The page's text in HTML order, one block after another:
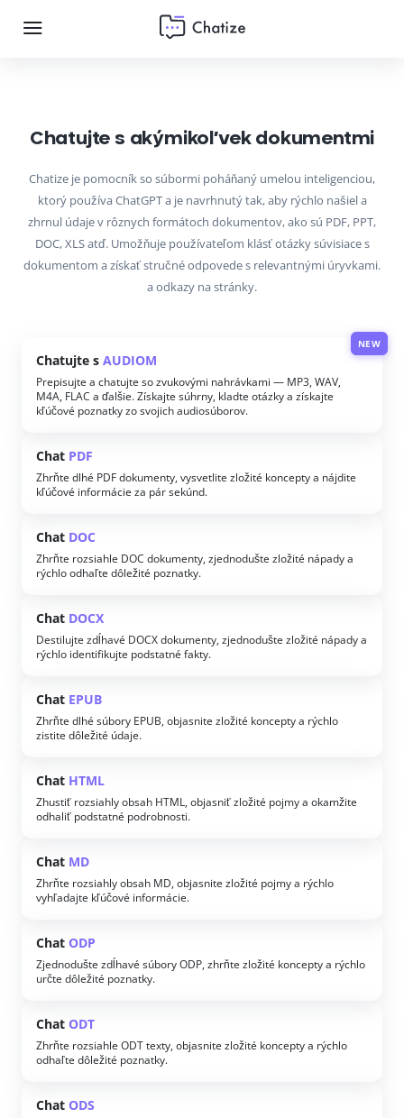
Chatujte s akýmikoľvek dokumentmi
Chatize je pomocník so súbormi poháňaný umelou inteligenciou,
ktorý používa ChatGPT a je navrhnutý tak, aby rýchlo našiel a
zhrnul údaje v rôznych formátoch dokumentov, ako sú PDF, PPT,
DOC, XLS atď. Umožňuje používateľom klásť otázky súvisiace s
dokumentom a získať stručné odpovede s relevantnými úryvkami.
a odkazy na stránky.
NEW
Chatujte s AUDIOM
Prepisujte a chatujte so zvukovými nahrávkami — MP3, WAV,
M4A, FLAC a ďalšie. Získajte súhrny, kladte otázky a získajte
kľúčové poznatky zo svojich audiosúborov.
Chat PDF
Zhrňte dlhé PDF dokumenty, vysvetlite zložité koncepty a nájdite
kľúčové informácie za pár sekúnd.
Chat DOC
Zhrňte rozsiahle DOC dokumenty, zjednodušte zložité nápady a
rýchlo odhaľte dôležité poznatky.
Chat DOCX
Destilujte zdĺhavé DOCX dokumenty, zjednodušte zložité nápady a
rýchlo identifikujte podstatné fakty.
Chat EPUB
Zhrňte dlhé súbory EPUB, objasnite zložité koncepty a rýchlo
zistite dôležité údaje.
Chat HTML
Zhustiť rozsiahly obsah HTML, objasniť zložité pojmy a okamžite
odhaliť podstatné podrobnosti.
Chat MD
Zhrňte rozsiahly obsah MD, objasnite zložité pojmy a rýchlo
vyhľadajte kľúčové informácie.
Chat ODP
Zjednodušte zdĺhavé súbory ODP, zhrňte zložité koncepty a rýchlo
určte dôležité poznatky.
Chat ODT
Zhrňte rozsiahle ODT texty, objasnite zložité koncepty a rýchlo
odhaľte dôležité poznatky.
Chat ODS